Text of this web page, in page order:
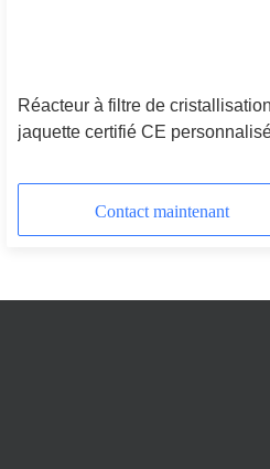
Réacteur à filtre de
jaquette certifié CE
Contact maintenant